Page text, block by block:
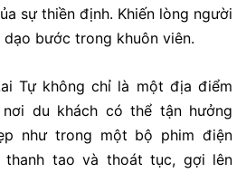
sự thiền định. Khiến lòng người
bước trong khuôn viên.
Tự không chỉ là một địa điểm
du khách có thể tận hưởng
như trong một bộ phim điện
thanh tao và thoát tục, gợi lên